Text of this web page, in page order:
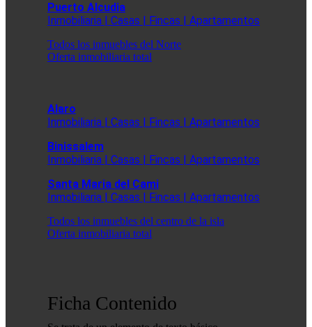
Puerto Alcudia
Inmobiliaria | Casas | Fincas | Apartamentos
Todos los inmuebles del Norte
Oferta inmobiliaria total
Alaro
Inmobiliaria | Casas | Fincas | Apartamentos
Binissalem
Inmobiliaria | Casas | Fincas | Apartamentos
Santa Maria del Cami
Inmobiliaria | Casas | Fincas | Apartamentos
Todos los inmuebles del centro de la isla
Oferta inmobiliaria total
Ficha Contenido